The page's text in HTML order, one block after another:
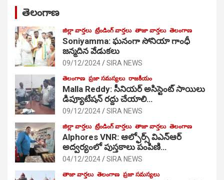
తెలంగాణ
జిల్లా వార్తలు ట్రేండింగ్ వార్తలు తాజా వార్తలు తెలంగాణ
Soniyamma: ఘ‌నంగా సోనియా గాంధీ
జ‌న్మ‌దిన వేడుక‌లు
09/12/2024 SIRA NEWS
తెలంగాణ ప్రజా సమస్యలు రాజకీయం
Malla Reddy: సీనియర్ అసిస్టెంట్ సాయిలు
డిప్యూటేషన్ రద్దు చేయాలి…
09/12/2024 SIRA NEWS
జిల్లా వార్తలు ట్రేండింగ్ వార్తలు తాజా వార్తలు తెలంగాణ
Alphores VNR: ఆల్ఫోర్స్ విఎన్ఆర్
అద్వర్యంలో పుస్తకాలు పంపిణి…
04/12/2024 SIRA NEWS
తాజా వార్తలు తెలంగాణ ప్రజా సమస్యలు